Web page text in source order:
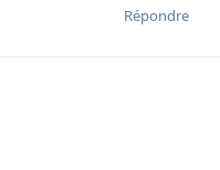
Répondre